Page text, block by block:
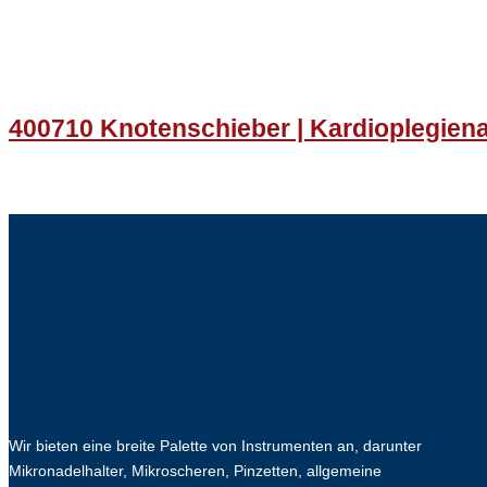
400710 Knotenschieber |
Wir bieten eine breite Palette von Instrumenten an, darunter
Mikronadelhalter, Mikroscheren, Pinzetten, allgemeine